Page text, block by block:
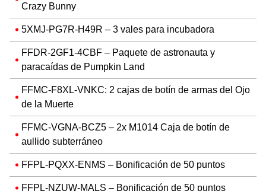
Crazy Bunny
5XMJ-PG7R-H49R – 3 vales para incubadora
FFDR-2GF1-4CBF – Paquete de astronauta y
paracaídas de Pumpkin Land
FFMC-F8XL-VNKC: 2 cajas de botín de armas del Ojo
de la Muerte
FFMC-VGNA-BCZ5 – 2x M1014 Caja de botín de
aullido subterráneo
FFPL-PQXX-ENMS – Bonificación de 50 puntos
FFPL-NZUW-MALS – Bonificación de 50 puntos